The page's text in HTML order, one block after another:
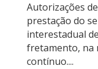
Autorizações
prestação do
interestadual
fretamento, na
contínuo....